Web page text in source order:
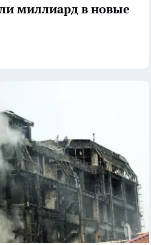
миллиард в новые